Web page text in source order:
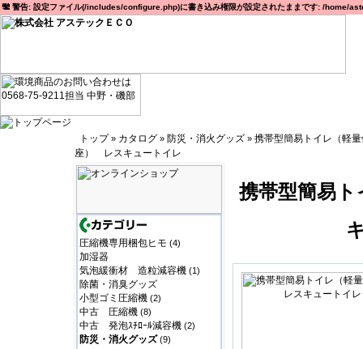
警告: 設定ファイル(/includes/configure.php)に書き込み権限が設定されたままです: /
トップ» カタログ » 防災・消火グッズ » 携帯型簡易トイレ（軽
座） レスキュートイレ
圧縮機専用梱包ヒモ (4)
加湿器
気泡緩衝材 造粒減容機 (1)
除菌・消臭グッズ
小型ゴミ圧縮機 (2)
中古 圧縮機 (8)
中古 発泡ｽﾁﾛｰﾙ減容機 (2)
防災・消火グッズ(9)
携帯型簡易